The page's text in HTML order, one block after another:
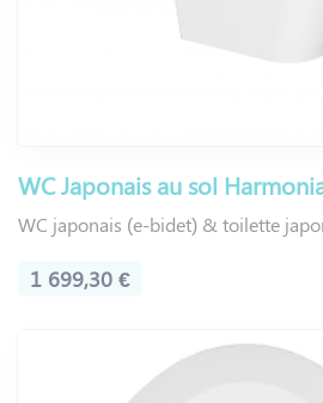
WC Japonais au sol
WC japonais (e-bidet) & toilette
1 699,30 €